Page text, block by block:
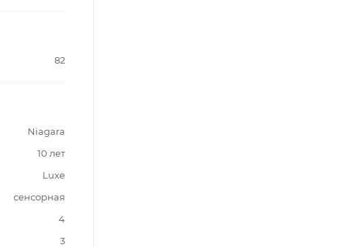
82
Niagara
10 лет
Luxe
сенсорная
4
3